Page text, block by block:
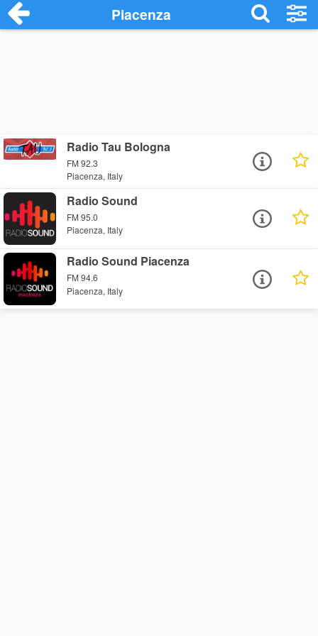
Piacenza
Radio Tau Bologna
FM 92.3
Piacenza, Italy
Radio Sound
FM 95.0
Piacenza, Italy
Radio Sound Piacenza
FM 94.6
Piacenza, Italy